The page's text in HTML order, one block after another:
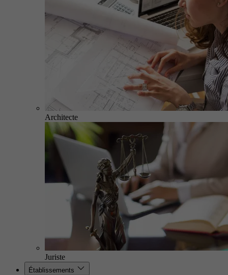
Architecte
Juriste
Établissements